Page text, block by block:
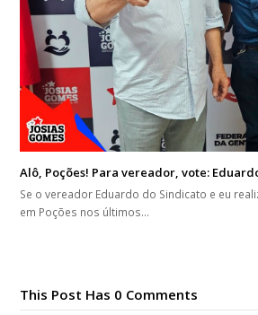
Alô, Poções! Para vereador, vote:
Se o vereador Eduardo do Sindicato e eu
em Poções nos últimos…
This Post Has 0 Comments